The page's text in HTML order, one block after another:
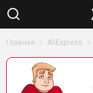
Главная AliExpress